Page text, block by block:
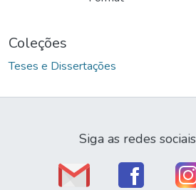
Coleções
Teses e Dissertações
Siga as redes